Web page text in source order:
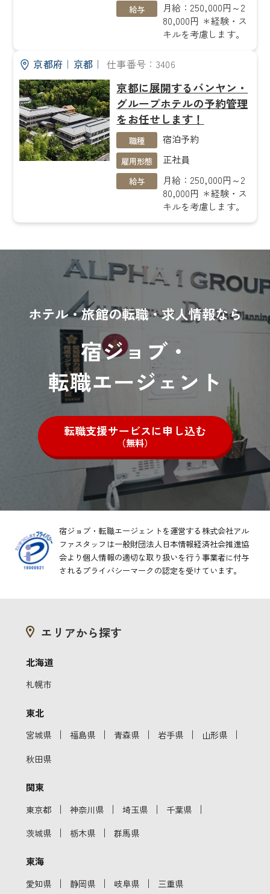
給与
月給：250,000円～2
80,000円 ＊経験・ス
キルを考慮します。
京都府｜ 京都 ｜ 仕事番号：3406
京都に展開するバンヤン・
グループホテルの予約管理
をお任せします！
職種 宿泊予約
雇用形態 正社員
給与
月給：250,000円～2
80,000円 ＊経験・ス
キルを考慮します。
ホテル・旅館の転職・求人情報なら
宿ジョブ・
転職エージェント
転職支援サービスに申し込む
（無料）
宿ジョブ・転職エージェントを運営する株式会社アル
ファスタッフは一般財団法人日本情報経済社会推進協
会より個人情報の適切な取り扱いを行う事業者に付与
されるプライバシーマークの認定を受けています。
エリアから探す
北海道
札幌市
東北
宮城県 ｜ 福島県 ｜ 青森県 ｜ 岩手県 ｜ 山形県 ｜
秋田県
関東
東京都 ｜ 神奈川県 ｜ 埼玉県 ｜ 千葉県 ｜
茨城県 ｜ 栃木県 ｜ 群馬県
東海
愛知県 ｜ 静岡県 ｜ 岐阜県 ｜ 三重県